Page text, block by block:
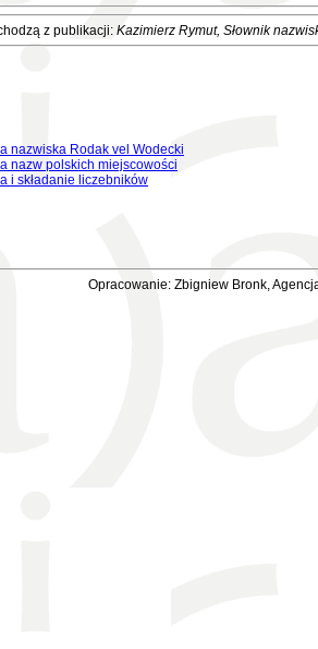
z publikacji: Kazimierz Rymut, Słownik
nazwiska Rodak vel Wodecki
nazw polskich miejscowości
i składanie liczebników
Opracowanie: Zbigniew Bronk,